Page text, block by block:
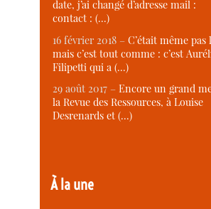
date, j’ai changé d’adresse mail :
contact : (…)
16 février 2018 –C’était même pas
mais c’est tout comme : c’est
Filipetti qui a (…)
29 août 2017 –Encore un grand
la Revue des Ressources, à Louise
Desrenards et (…)
À la une